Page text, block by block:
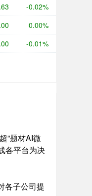
-0.02%
0.00%
-0.01%
”题材AI微
各平台为决
各子公司提